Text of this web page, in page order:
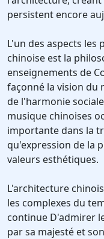
persistent encore
L'un des aspects
chinoise est la
enseignements de
façonné la vision du
de l'harmonie
musique chinoises
importante dans la
qu'expression de la
valeurs esthétiques.
L'architecture
les complexes du
continue D'admirer
par sa majesté et